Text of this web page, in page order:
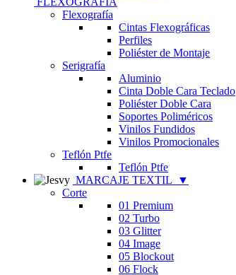
Flexografía
Cintas Flexográficas
Perfiles
Poliéster de Montaje
Serigrafía
Aluminio
Cinta Doble Cara Teclado
Poliéster Doble Cara
Soportes Poliméricos
Vinilos Fundidos
Vinilos Promocionales
Teflón Ptfe
Teflón Ptfe
MARCAJE TEXTIL
▼
Corte
01 Premium
02 Turbo
03 Glitter
04 Image
05 Blockout
06 Flock